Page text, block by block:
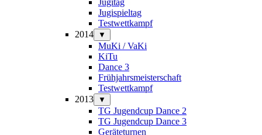
Jugispieltag
Testwettkampf
2014
▼
MuKi / VaKi
KiTu
Dance 3
Frühjahrsmeisterschaft
Testwettkampf
2013
▼
TG Jugendcup Dance 2
TG Jugendcup Dance 3
Geräteturnen